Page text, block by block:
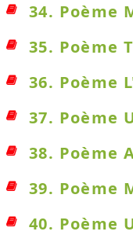
34. Poème
35. Poème
36. Poème
37. Poème
38. Poème
39. Poème
40. Poème